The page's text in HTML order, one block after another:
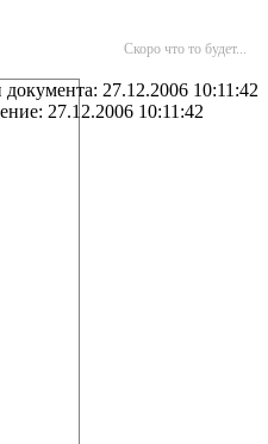
Скоро что то будет...
27.12.2006 10:11:42
27.12.2006 10:11:42